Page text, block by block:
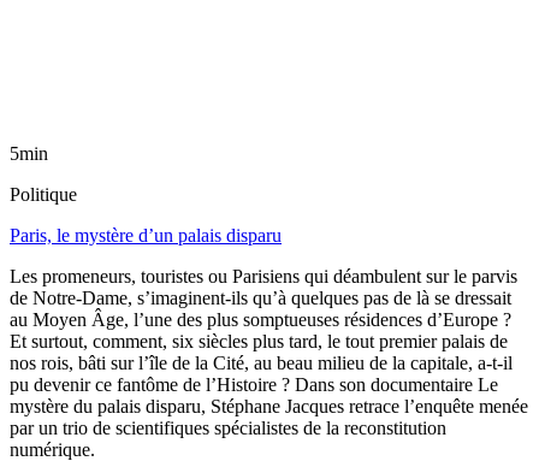
5min
Politique
Paris, le mystère d’un palais disparu
Les promeneurs, touristes ou Parisiens qui déambulent sur le parvis
de Notre-Dame, s’imaginent-ils qu’à quelques pas de là se dressait
au Moyen Âge, l’une des plus somptueuses résidences d’Europe ?
Et surtout, comment, six siècles plus tard, le tout premier palais de
nos rois, bâti sur l’île de la Cité, au beau milieu de la capitale, a-t-il
pu devenir ce fantôme de l’Histoire ? Dans son documentaire Le
mystère du palais disparu, Stéphane Jacques retrace l’enquête menée
par un trio de scientifiques spécialistes de la reconstitution
numérique.